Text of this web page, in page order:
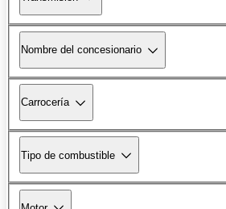
Nombre del concesionario
Carrocería
Tipo de combustible